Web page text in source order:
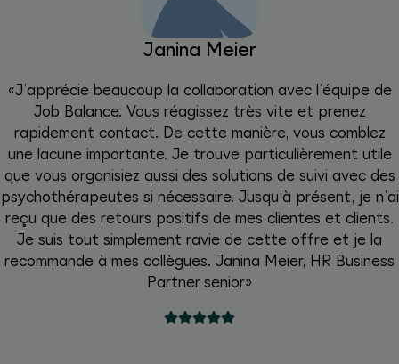
Janina Meier
«J’apprécie beaucoup la collaboration avec l’équipe de
Job Balance. Vous réagissez très vite et prenez
rapidement contact. De cette manière, vous comblez
une lacune importante. Je trouve particulièrement utile
que vous organisiez aussi des solutions de suivi avec des
psychothérapeutes si nécessaire. Jusqu’à présent, je n’ai
reçu que des retours positifs de mes clientes et clients.
Je suis tout simplement ravie de cette offre et je la
recommande à mes collègues. Janina Meier, HR Business
Partner senior»